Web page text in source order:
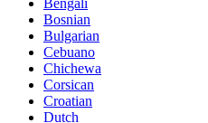
Bengali
Bosnian
Bulgarian
Cebuano
Chichewa
Corsican
Croatian
Dutch